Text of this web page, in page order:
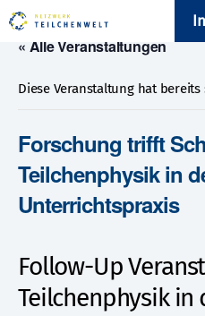
« Alle Veranstaltungen
Diese Veranstaltung hat
Forschung trifft
Teilchenphysik in
Unterrichtspraxis
Follow-Up
Teilchenphysik in